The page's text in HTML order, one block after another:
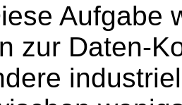
Aufgabe
zur Daten-